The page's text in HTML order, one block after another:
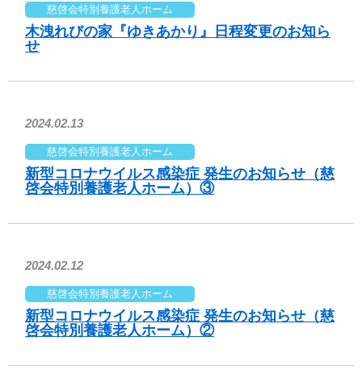
慈啓会特別養護老人ホーム
木洩れびの家『ゆきあかり』日程変更のお知ら
せ
2024.02.13
慈啓会特別養護老人ホーム
新型コロナウイルス感染症 発生のお知らせ（慈
啓会特別養護老人ホーム）③
2024.02.12
慈啓会特別養護老人ホーム
新型コロナウイルス感染症 発生のお知らせ（慈
啓会特別養護老人ホーム）②